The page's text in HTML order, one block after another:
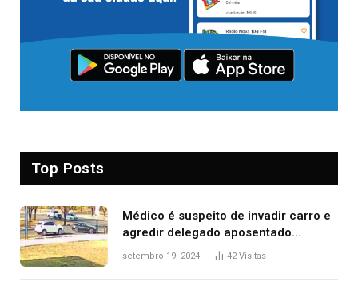
Top Posts
Médico é suspeito de invadir carro e
agredir delegado aposentado
durante confusão no trânsito
setembro 19, 2024 42Visitas